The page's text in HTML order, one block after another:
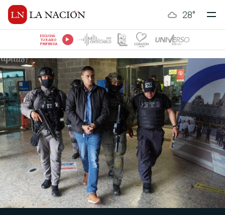
28°
ESCUCHÁ
TU RADIO
PREFERIDA